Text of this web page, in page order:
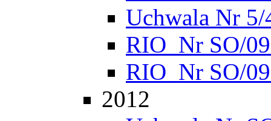
Uchwala Nr 5/
RIO_Nr SO/
RIO_Nr SO/
2012